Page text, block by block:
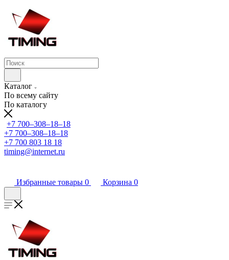
Каталог
По всему сайту
По каталогу
+7 700‒308‒18‒18
+7 700‒308‒18‒18
+7 700 803 18 18
timing@internet.ru
Избранные товары 0 Корзина 0